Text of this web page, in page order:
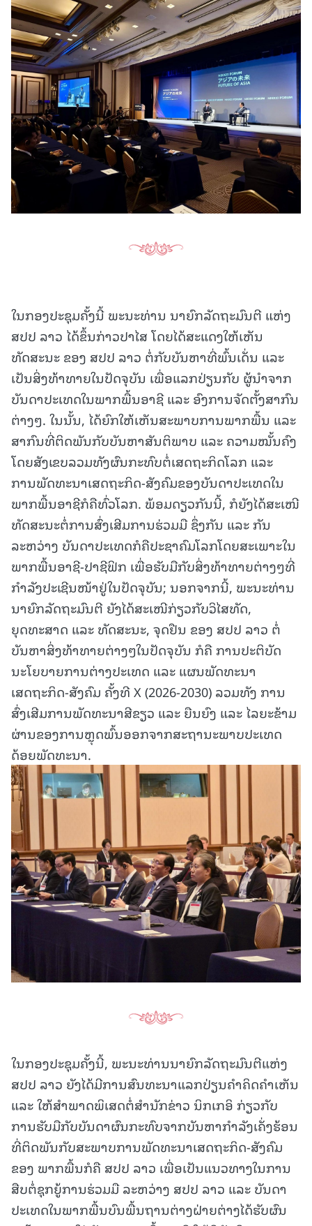
ໃນກອງປະຊຸມຄັ້ງນີ້ ພະນະທ່ານ ນາຍົກລັດຖະມົນຕີ ແຫ່ງ
ສປປ ລາວ ໄດ້ຂຶ້ນກ່າວປາໄສ ໂດຍໄດ້ສະແດງໃຫ້ເຫັນ
ທັດສະນະ ຂອງ ສປປ ລາວ ຕໍ່ກັບບັນຫາທີ່ພົ້ນເດັ່ນ ແລະ
ເປັນສິ່ງທ້າທາຍໃນປັດຈຸບັນ ເພື່ອແລກປ່ຽນກັບ ຜູ້ນໍາຈາກ
ບັນດາປະເທດໃນພາກພື້ນອາຊີ ແລະ ອົງການຈັດຕັ້ງສາກົນ
ຕ່າງໆ. ໃນນັ້ນ, ໄດ້ຍົກໃຫ້ເຫັນສະພາບການພາກພື້ນ ແລະ
ສາກົນທີ່ຕິດພັນກັບບັນຫາສັນຕິພາບ ແລະ ຄວາມໝັ້ນຄົງ
ໂດຍສັງເຂບລວມທັງຜົນກະທົບຕໍ່ເສດຖະກິດໂລກ ແລະ
ການພັດທະນາເສດຖະກິດ-ສັງຄົມຂອງບັນດາປະເທດໃນ
ພາກພື້ນອາຊີກໍຄືທົ່ວໂລກ. ພ້ອມດຽວກັນນີ້, ກໍຍັງໄດ້ສະເໜີ
ທັດສະນະຕໍ່ການສົ່ງເສີມການຮ່ວມມື ຊຶ່ງກັນ ແລະ ກັນ
ລະຫວ່າງ ບັນດາປະເທດກໍຄືປະຊາຄົມໂລກໂດຍສະເພາະໃນ
ພາກພື້ນອາຊີ-ປາຊີຟິກ ເພື່ອຮັບມືກັບສິ່ງທ້າທາຍຕ່າງໆທີ່
ກໍາລັງປະເຊີນໜ້າຢູ່ໃນປັດຈຸບັນ; ນອກຈາກນີ້, ພະນະທ່ານ
ນາຍົກລັດຖະມົນຕີ ຍັງໄດ້ສະເໜີກ່ຽວກັບວິໄສທັດ,
ຍຸດທະສາດ ແລະ ທັດສະນະ, ຈຸດຢືນ ຂອງ ສປປ ລາວ ຕໍ່
ບັນຫາສິ່ງທ້າທາຍຕ່າງໆໃນປັດຈຸບັນ ກໍຄື ການປະຕິບັດ
ນະໂຍບາຍການຕ່າງປະເທດ ແລະ ແຜນພັດທະນາ
ເສດຖະກິດ-ສັງຄົມ ຄັ້ງທີ X (2026-2030) ລວມທັງ ການ
ສົ່ງເສີມການພັດທະນາສີຂຽວ ແລະ ຍືນຍົງ ແລະ ໄລຍະຂ້າມ
ຜ່ານຂອງການຫຼຸດພົ້ນອອກຈາກສະຖານະພາບປະເທດ
ດ້ອຍພັດທະນາ.
ໃນກອງປະຊຸມຄັ້ງນີ້, ພະນະທ່ານນາຍົກລັດຖະມົນຕີແຫ່ງ
ສປປ ລາວ ຍັງໄດ້ມີການສົນທະນາແລກປ່ຽນຄໍາຄິດຄໍາເຫັນ
ແລະ ໃຫ້ສຳພາດພິເສດຕໍ່ສໍານັກຂ່າວ ນິກເກອິ ກ່ຽວກັບ
ການຮັບມືກັບບັນດາຜົນກະທົບຈາກບັນຫາກໍາລັງເຄັ່ງຮ້ອນ
ທີ່ຕິດພັນກັບສະພາບການພັດທະນາເສດຖະກິດ-ສັງຄົມ
ຂອງ ພາກພື້ນກໍຄື ສປປ ລາວ ເພື່ອເປັນແນວທາງໃນການ
ສືບຕໍ່ຊຸກຍູ້ການຮ່ວມມື ລະຫວ່າງ ສປປ ລາວ ແລະ ບັນດາ
ປະເທດໃນພາກພື້ນບົນພື້ນຖານຕ່າງຝ່າຍຕ່າງໄດ້ຮັບຜົນ